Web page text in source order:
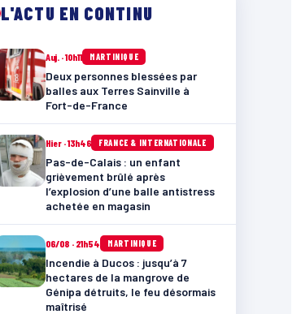
L'ACTU EN CONTINU
Auj. · 10h11 MARTINIQUE
Deux personnes blessées par
balles aux Terres Sainville à
Fort-de-France
Hier · 13h46 FRANCE & INTERNATIONALE
Pas-de-Calais : un enfant
grièvement brûlé après
l’explosion d’une balle antistress
achetée en magasin
06/08 · 21h54 MARTINIQUE
Incendie à Ducos : jusqu’à 7
hectares de la mangrove de
Génipa détruits, le feu désormais
maîtrisé